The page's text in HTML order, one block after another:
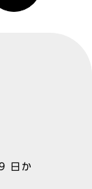
日か